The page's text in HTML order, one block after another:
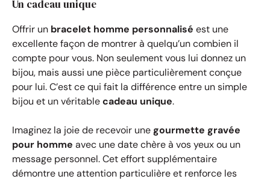
Un cadeau unique
Offrir un bracelet homme personnalisé est une
excellente façon de montrer à quelqu’un combien il
compte pour vous. Non seulement vous lui donnez un
bijou, mais aussi une pièce particulièrement conçue
pour lui. C’est ce qui fait la différence entre un simple
bijou et un véritablecadeau unique.
Imaginez la joie de recevoir unegourmette gravée
pour homme avec une date chère à vos yeux ou un
message personnel. Cet effort supplémentaire
démontre une attention particulière et renforce les